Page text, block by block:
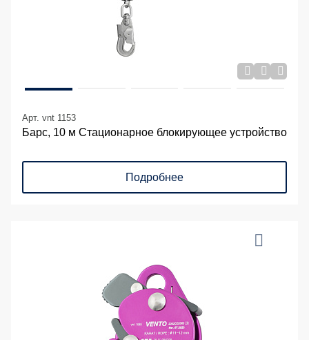
Арт. vnt 1153
Барс, 10 м Стационарное блокирующее устройство
Подробнее